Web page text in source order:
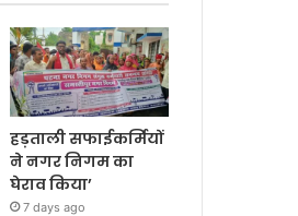
हड़ताली सफाईकर्मियों
ने नगर निगम का
घेराव किया’
7 days ago